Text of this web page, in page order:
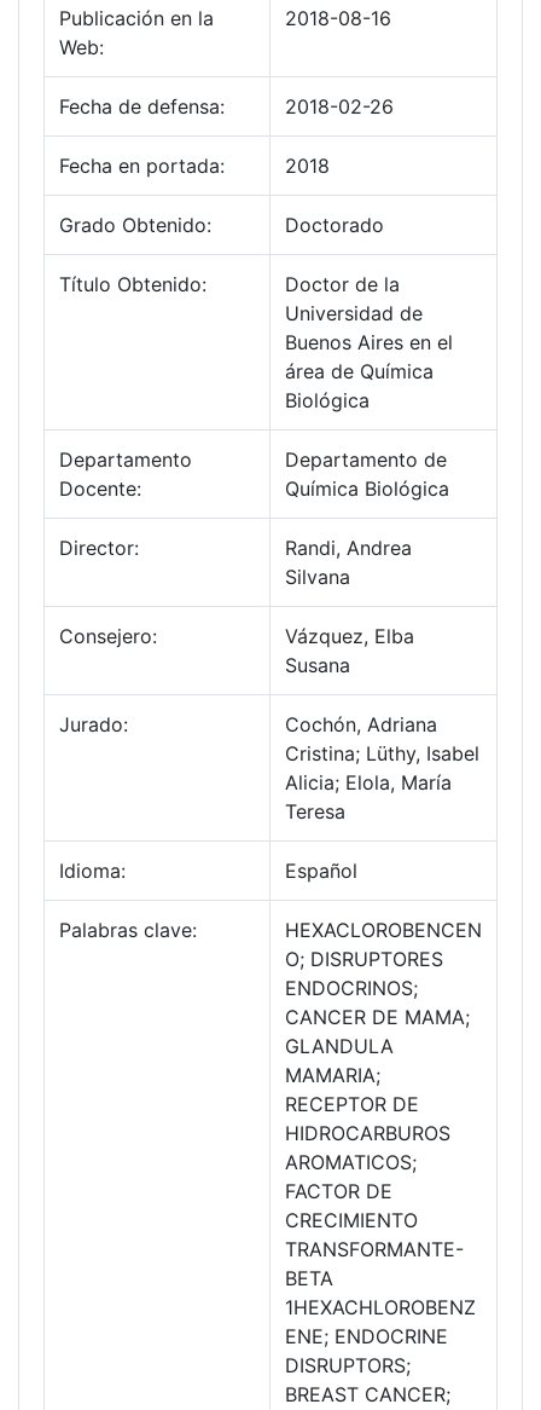
Publicación en la
Web:
2018-08-16
Fecha de defensa: 2018-02-26
Fecha en portada: 2018
Grado Obtenido: Doctorado
Título Obtenido:
Doctor de la
Universidad de
Buenos Aires en el
área de Química
Biológica
Departamento
Docente:
Departamento de
Química Biológica
Director:
Randi, Andrea
Silvana
Consejero:
Vázquez, Elba
Susana
Jurado:
Cochón, Adriana
Cristina; Lüthy, Isabel
Alicia; Elola, María
Teresa
Idioma: Español
Palabras clave:
HEXACLOROBENCEN
O; DISRUPTORES
ENDOCRINOS;
CANCER DE MAMA;
GLANDULA
MAMARIA;
RECEPTOR DE
HIDROCARBUROS
AROMATICOS;
FACTOR DE
CRECIMIENTO
TRANSFORMANTE-
BETA
1HEXACHLOROBENZ
ENE; ENDOCRINE
DISRUPTORS;
BREAST CANCER;